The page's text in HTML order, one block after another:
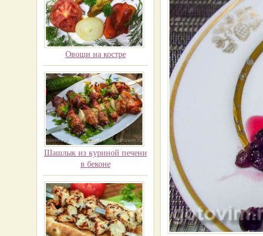
Овощи на костре
Шашлык из куриной печени
в беконе